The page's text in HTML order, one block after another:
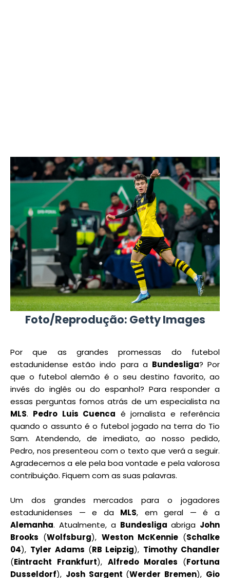
Foto/Reprodução: Getty Images
Por que as grandes promessas do futebol
estadunidense estão indo para a Bundesliga? Por
que o futebol alemão é o seu destino favorito, ao
invés do inglês ou do espanhol? Para responder a
essas perguntas fomos atrás de um especialista na
MLS. Pedro Luis Cuenca é jornalista e referência
quando o assunto é o futebol jogado na terra do Tio
Sam. Atendendo, de imediato, ao nosso pedido,
Pedro, nos presenteou com o texto que verá a seguir.
Agradecemos a ele pela boa vontade e pela valorosa
contribuição. Fiquem com as suas palavras.
Um dos grandes mercados para o jogadores
estadunidenses — e da MLS, em geral — é a
Alemanha. Atualmente, a Bundesliga abriga John
Brooks (Wolfsburg), Weston McKennie (Schalke
04), Tyler Adams (RB Leipzig), Timothy Chandler
(Eintracht Frankfurt), Alfredo Morales (Fortuna
Dusseldorf), Josh Sargent (Werder Bremen), Gio